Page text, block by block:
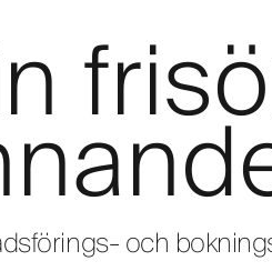
och